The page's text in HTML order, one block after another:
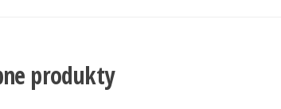
produkty